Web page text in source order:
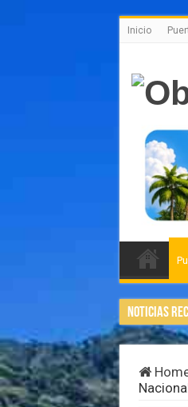
Inicio
Noticias